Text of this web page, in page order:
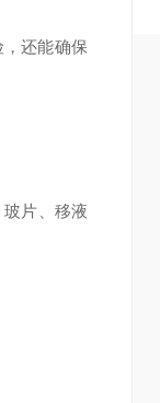
还能确保
片、移液